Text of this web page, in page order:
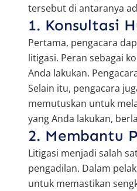
tersebut di antaranya
1. Konsultasi
Pertama, pengacara
litigasi. Peran sebagai
Anda lakukan.
Selain itu, pengacara
memutuskan untuk
yang Anda lakukan,
2. Membantu
Litigasi menjadi salah
pengadilan. Dalam
untuk memastikan